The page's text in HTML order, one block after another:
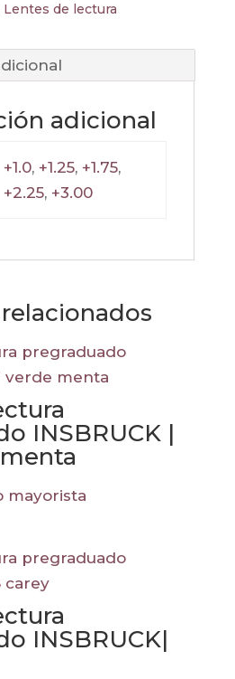
Lentes de lectura
adicional
+1.0, +1.25, +1.75,
+2.25, +3.00
INSBRUCK |
mayorista
INSBRUCK|